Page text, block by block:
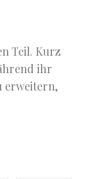
Teil. Kurz
ihr
erweitern,